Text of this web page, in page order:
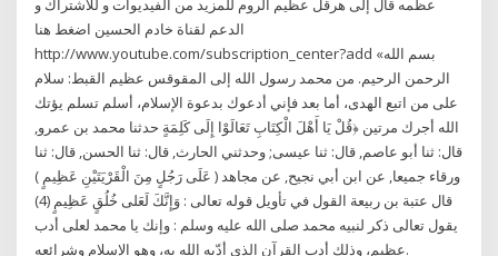
عظمه قال إلى هرقل عظيم الروم للمزيد من الفيديوات و للاشتراك و
الدعم لقناة خادم الحسين اضغط هنا
http://www.youtube.com/subscription_center?add «بسم الله
الرحمن الرحيم. من محمد رسول الله إلى المقوقس عظيم القبط: سلام
على من اتبع الهدى، أما بعد فإني أدعوك بدعوة الإسلام، أسلم تسلم يؤتك
الله أجرك مرتين ﴿قُلْ يَا أَهْلَ الْكِتَابِ تَعَالَوْا إِلَى كَلِمَةٍ حدثنا محمد بن عمرو,
قال: ثنا أبو عاصم, قال: ثنا عيسى; وحدثني الحارث, قال: ثنا الحسن, قال: ثنا
ورقاء جميعا, عن ابن أبي نجيح, عن مجاهد ( عَلَى رَجُلٍ مِنَ الْقَرْيَتَيْنِ عَظِيمٍ )
قال عتبة بن ربيعة القول في تأويل قوله تعالى : وَإِنَّكَ لَعَلى خُلُقٍ عَظِيمٍ (4)
يقول تعالى ذكر لنبيه محمد صلى الله عليه وسلم : وإنك يا محمد لعلى أدب
عظيم، وذلك أدب القرآن الذي أدّبه الله به، وهو الإسلام وشرائعه.